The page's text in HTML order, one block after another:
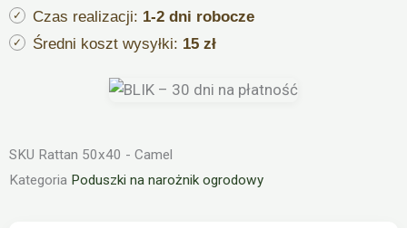
RATTAN
50x40cm
Czas realizacji: 1-2 dni robocze
Średni koszt wysyłki: 15 zł
SKU Rattan 50x40 - Camel
Kategoria Poduszki na narożnik ogrodowy